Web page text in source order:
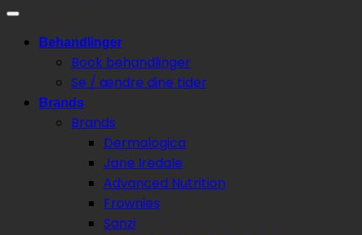
Behandlinger
Book behandlinger
Se / ændre dine tider
Brands
Brands
Dermalogica
Jane Iredale
Advanced Nutrition
Frownies
Sanzi